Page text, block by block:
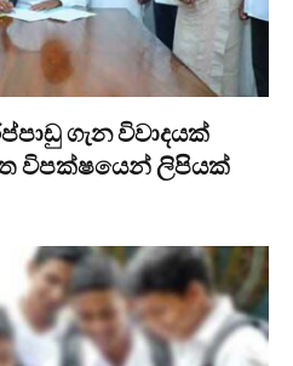
ගැන විවාදයක්
විපක්ෂයෙන් ලිපියක්